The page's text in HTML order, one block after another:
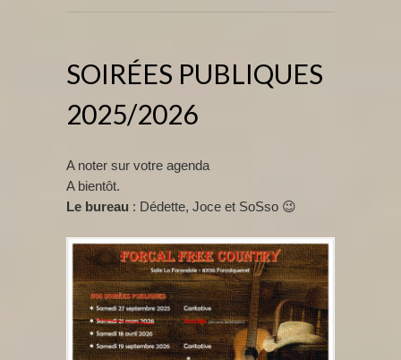
SOIRÉES PUBLIQUES
2025/2026
A noter sur votre agenda
A bientôt.
Le bureau : Dédette, Joce et SoSso 😉